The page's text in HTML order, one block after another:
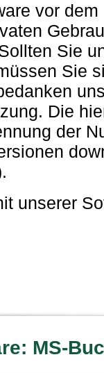
vor
Sie
Sie
Die
der
unserer
: MS-